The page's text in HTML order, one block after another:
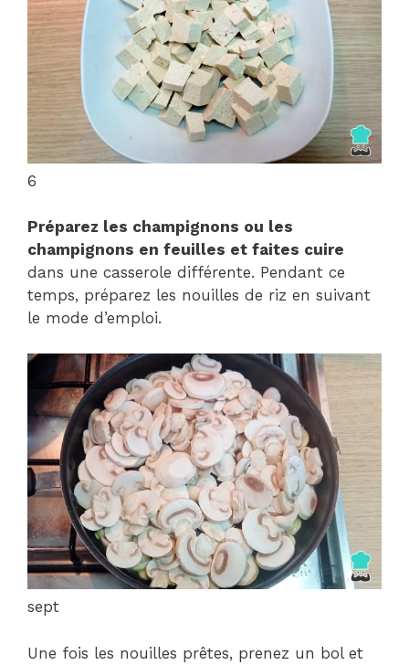
6
Préparez les champignons ou les
champignons en feuilles et faites cuire
dans une casserole différente. Pendant ce
temps, préparez les nouilles de riz en suivant
le mode d’emploi.
sept
Une fois les nouilles prêtes, prenez un bol et